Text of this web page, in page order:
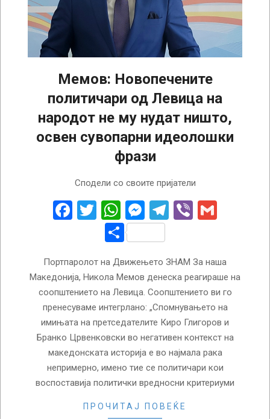
Мемов: Новопечените
политичари од Левица на
народот не му нудат ништо,
освен сувопарни идеолошки
фрази
Сподели со своите пријатели
Facebook
Twitter
WhatsApp
Messenger
Telegram
Viber
Share
Портпаролот на Движењето ЗНАМ За наша
Македонија, Никола Мемов денеска реагираше на
соопштението на Левица. Соопштението ви го
пренесуваме интегрлано: „Спомнувањето на
имињата на претседателите Киро Глигоров и
Бранко Црвенковски во негативен контекст на
македонската историја е во најмала рака
непримерно, имено тие се политичари кои
воспоставија политички вредносни критериуми
ПРОЧИТАЈ ПОВЕЌЕ